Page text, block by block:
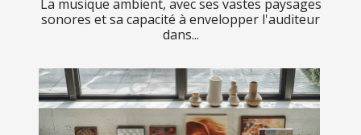
La musique ambient, avec ses vastes paysages
sonores et sa capacité à envelopper l'auditeur
dans...